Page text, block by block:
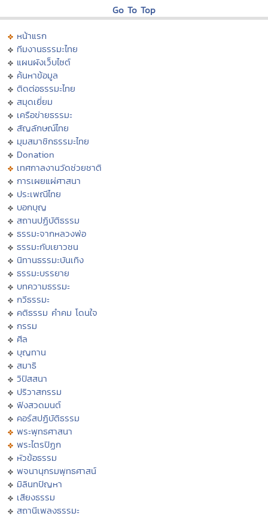
Go To Top
หน้าแรก
ทีมงานธรรมะไทย
แผนผังเว็บไซต์
ค้นหาข้อมูล
ติดต่อธรรมะไทย
สมุดเยี่ยม
เครือข่ายธรรมะ
สัญลักษณ์ไทย
มุมสมาชิกธรรมะไทย
Donation
เทศกาลงานวัดช่วยชาติ
การเผยแผ่ศาสนา
ประเพณีไทย
บอกบุญ
สถานปฏิบัติธรรม
ธรรมะจากหลวงพ่อ
ธรรมะกับเยาวชน
นิทานธรรมะบันเทิง
ธรรมะบรรยาย
บทความธรรมะ
กวีธรรมะ
คติธรรม คำคม โดนใจ
กรรม
ศีล
บุญทาน
สมาธิ
วิปัสสนา
ปริวาสกรรม
ฟังสวดมนต์
คอร์สปฏิบัติธรรม
พระพุทธศาสนา
พระไตรปิฏก
หัวข้อธรรม
พจนานุกรมพุทธศาสน์
มิลินทปัญหา
เสียงธรรม
สถานีเพลงธรรมะ